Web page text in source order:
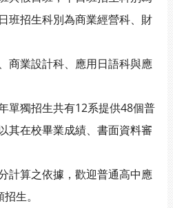
班招生科別為商業經營科、財
業設計科、應用日語科與應
單獨招生共有12系提供48個普
其在校畢業成績、書面資料審
算之依據，歡迎普通高中應
生。